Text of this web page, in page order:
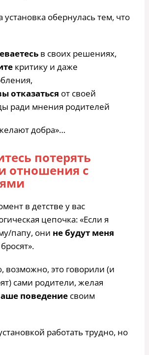
установка обернулась тем, что
в своих решениях,
критику и даже
отказаться от своей
ради мнения родителей
добра»…
потерять
отношения с
в детстве у вас
цепочка: «Если я
папу, они не будут меня
возможно, это говорили (и
сами родители, желая
поведениесвоим
работать трудно, но